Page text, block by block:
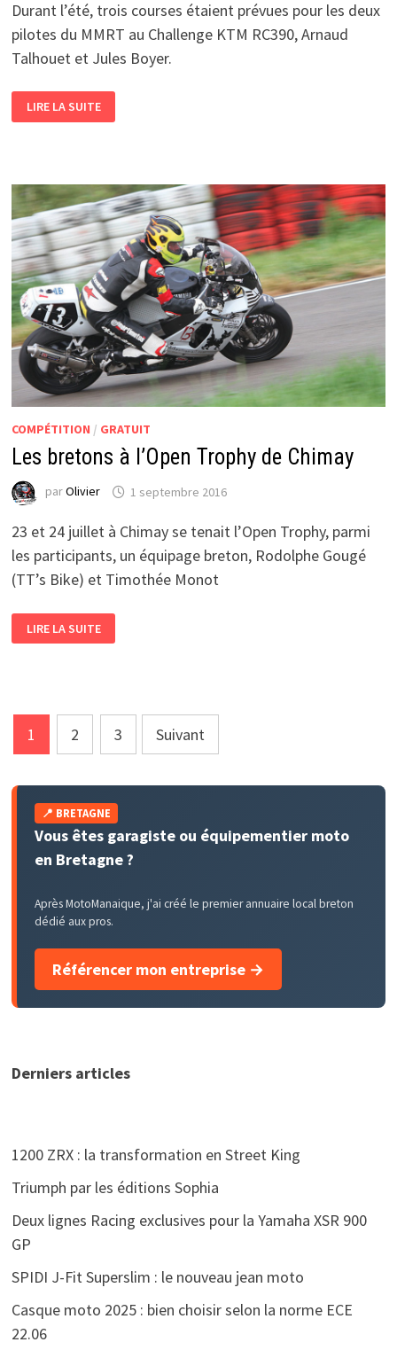
Durant l’été, trois courses étaient prévues pour les deux
pilotes du MMRT au Challenge KTM RC390, Arnaud
Talhouet et Jules Boyer.
ÉTÉ
CHARGÉ
MORBIHAN
MOTO
RACING
TEAM
AU
CHALLENGE
KTM
RC390
LIRE LA SUITE
COMPÉTITION / GRATUIT
Les bretons à l’Open Trophy de Chimay
parOlivier 1 septembre 2016
23 et 24 juillet à Chimay se tenait l’Open Trophy, parmi
les participants, un équipage breton, Rodolphe Gougé
(TT’s Bike) et Timothée Monot
BRETONS
À
LIRE LA SUITE
Pagination
des
publications
1 2 3 Suivant
📍 BRETAGNE
Vous êtes garagiste ou équipementier moto
en Bretagne ?
Après MotoManaique, j'ai créé le premier annuaire local breton
dédié aux pros.
Référencer mon entreprise →
Derniers articles
1200 ZRX : la transformation en Street King
Triumph par les éditions Sophia
Deux lignes Racing exclusives pour la Yamaha XSR 900
GP
SPIDI J-Fit Superslim : le nouveau jean moto
Casque moto 2025 : bien choisir selon la norme ECE
22.06